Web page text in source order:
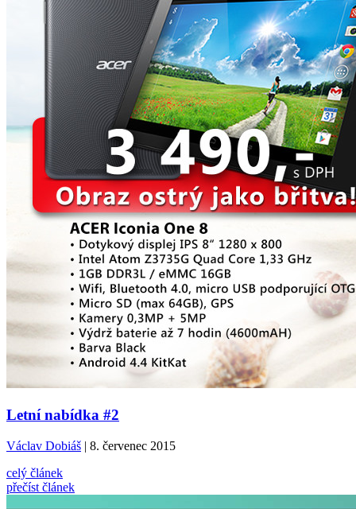
Letní nabídka #2
Václav Dobiáš | 8. červenec 2015
celý článek
přečíst článek